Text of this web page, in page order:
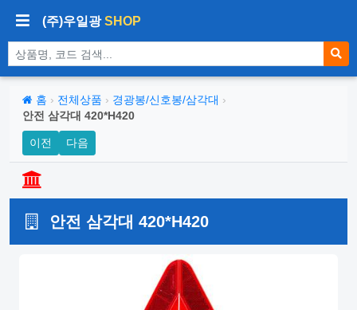
(주)우일광SHOP
상품 검색
홈 › 전체상품 › 경광봉/신호봉/삼각대 ›
안전 삼각대 420*H420
이전 다음
안전 삼각대 420*H420